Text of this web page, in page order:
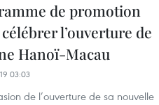
de promotion
l’ouverture de
Hanoï-Macau
03:03
de l’ouverture de sa nouvelle